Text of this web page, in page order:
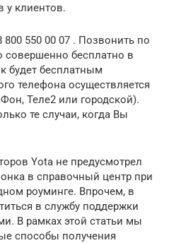
клиентов.
550 00 07 . Позвонить по
бесплатно в
будет бесплатным
телефона осуществляется
Теле2 или городской).
те случаи, когда Вы
Yota не предусмотрел
в справочный центр при
роуминге. Впрочем, в
в службу поддержки
В рамках этой статьи мы
способы получения